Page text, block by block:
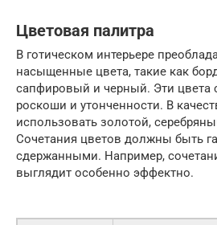
Цветовая палитра
В готическом интерьере
насыщенные цвета, такие как
сапфировый и черный. Эти цвета
роскоши и утонченности. В
использовать золотой,
Сочетания цветов должны быть
сдержанными. Например,
выглядит особенно эффектно.